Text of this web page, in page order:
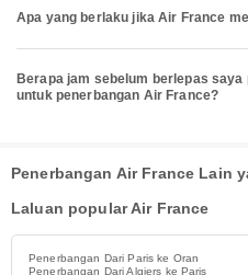
Apa yang berlaku jika Air France
Berapa jam sebelum berlepas
untuk penerbangan Air France?
Penerbangan Air France Lain
Laluan popular Air France
Penerbangan Dari Paris ke Oran
Penerbangan Dari Algiers ke Paris